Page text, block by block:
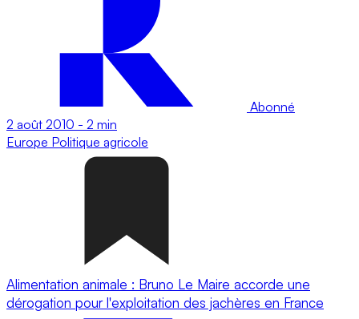
Abonné
2 août 2010 - 2 min
Europe Politique agricole
Alimentation animale : Bruno Le Maire accorde une
dérogation pour l'exploitation des jachères en France